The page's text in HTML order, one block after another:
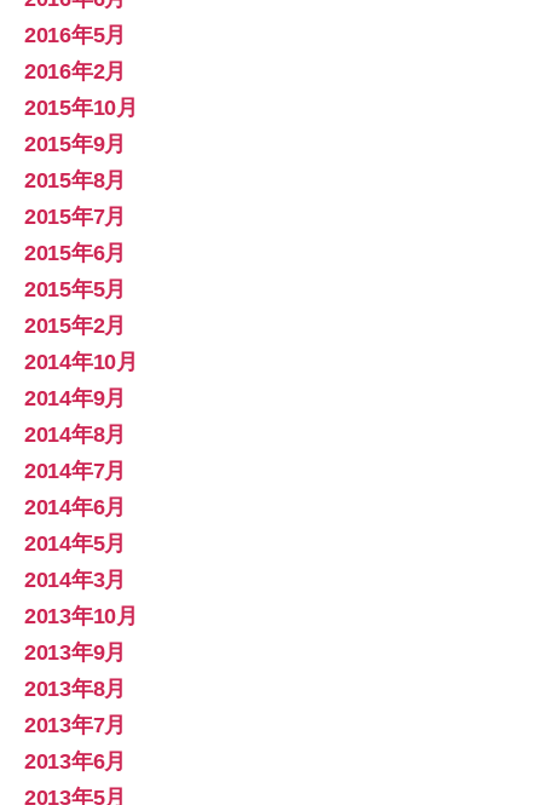
2016年5月
2016年2月
2015年10月
2015年9月
2015年8月
2015年7月
2015年6月
2015年5月
2015年2月
2014年10月
2014年9月
2014年8月
2014年7月
2014年6月
2014年5月
2014年3月
2013年10月
2013年9月
2013年8月
2013年7月
2013年6月
2013年5月